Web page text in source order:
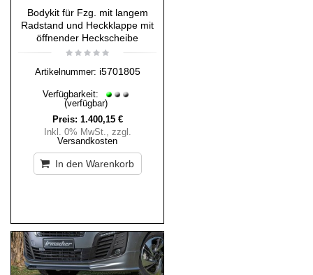
Bodykit für Fzg. mit langem
Radstand und Heckklappe mit
öffnender Heckscheibe
Artikelnummer: i5701805
Verfügbarkeit:
(verfügbar)
Preis: 1.400,15 €
Inkl. 0% MwSt., zzgl.
Versandkosten
In den Warenkorb